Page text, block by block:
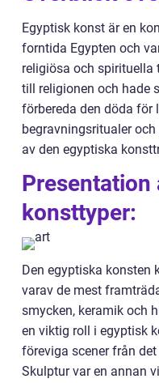
Egyptisk konst är en
forntida Egypten och
religiösa och spirituella
till religionen och hade
förbereda den döda för
begravningsritualer
av den egyptiska
Presentation
konsttyper:
Den egyptiska konsten
varav de mest
smycken, keramik och
en viktig roll i egyptisk
föreviga scener från
Skulptur var en annan